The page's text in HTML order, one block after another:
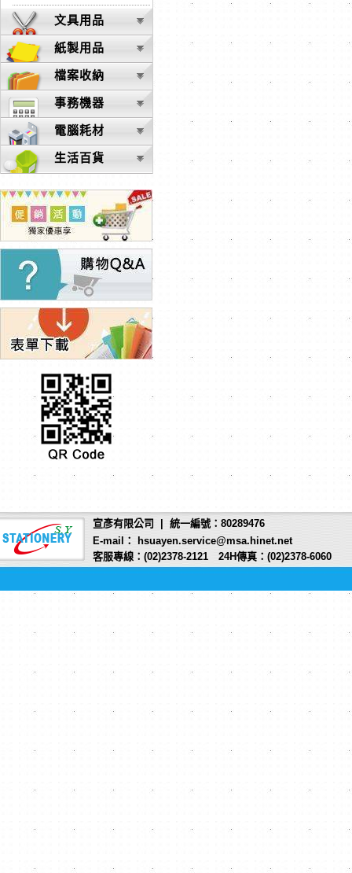
文具用品
紙製用品
檔案收納
事務機器
電腦耗材
生活百貨
宣彥有限公司 | 統一編號：80289476
E-mail： hsuayen.service@msa.hinet.net
客服專線：(02)2378-2121 24H傳真：(02)2378-6060